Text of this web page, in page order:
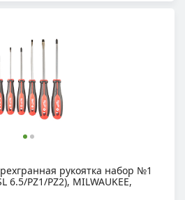
рукоятка набор №1
6.5/PZ1/PZ2), MILWAUKEE,